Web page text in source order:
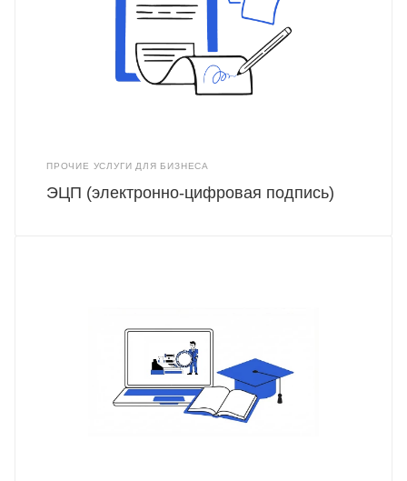
ПРОЧИЕ УСЛУГИ ДЛЯ БИЗНЕСА
ЭЦП (электронно-цифровая подпись)